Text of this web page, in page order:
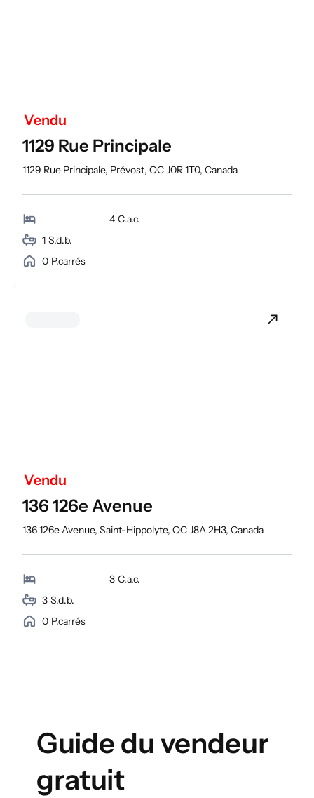
Vendu
1129 Rue Principale
1129 Rue Principale, Prévost, QC J0R 1T0, Canada
4 C.a.c.
1 S.d.b.
0 P.carrés
Vendu
136 126e Avenue
136 126e Avenue, Saint-Hippolyte, QC J8A 2H3, Canada
3 C.a.c.
3 S.d.b.
0 P.carrés
Guide du vendeur
gratuit